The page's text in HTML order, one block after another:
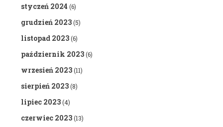
styczeń 2024 (6)
grudzień 2023(5)
listopad 2023(6)
październik 2023(6)
wrzesień 2023(11)
sierpień 2023(8)
lipiec 2023(4)
czerwiec 2023(13)